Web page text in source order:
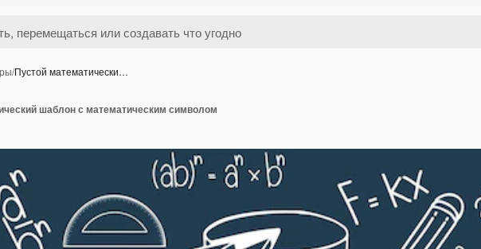
/Пустой математически…
шаблон с математическим символом